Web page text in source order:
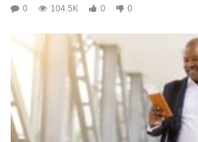
0
104.5K 0 0